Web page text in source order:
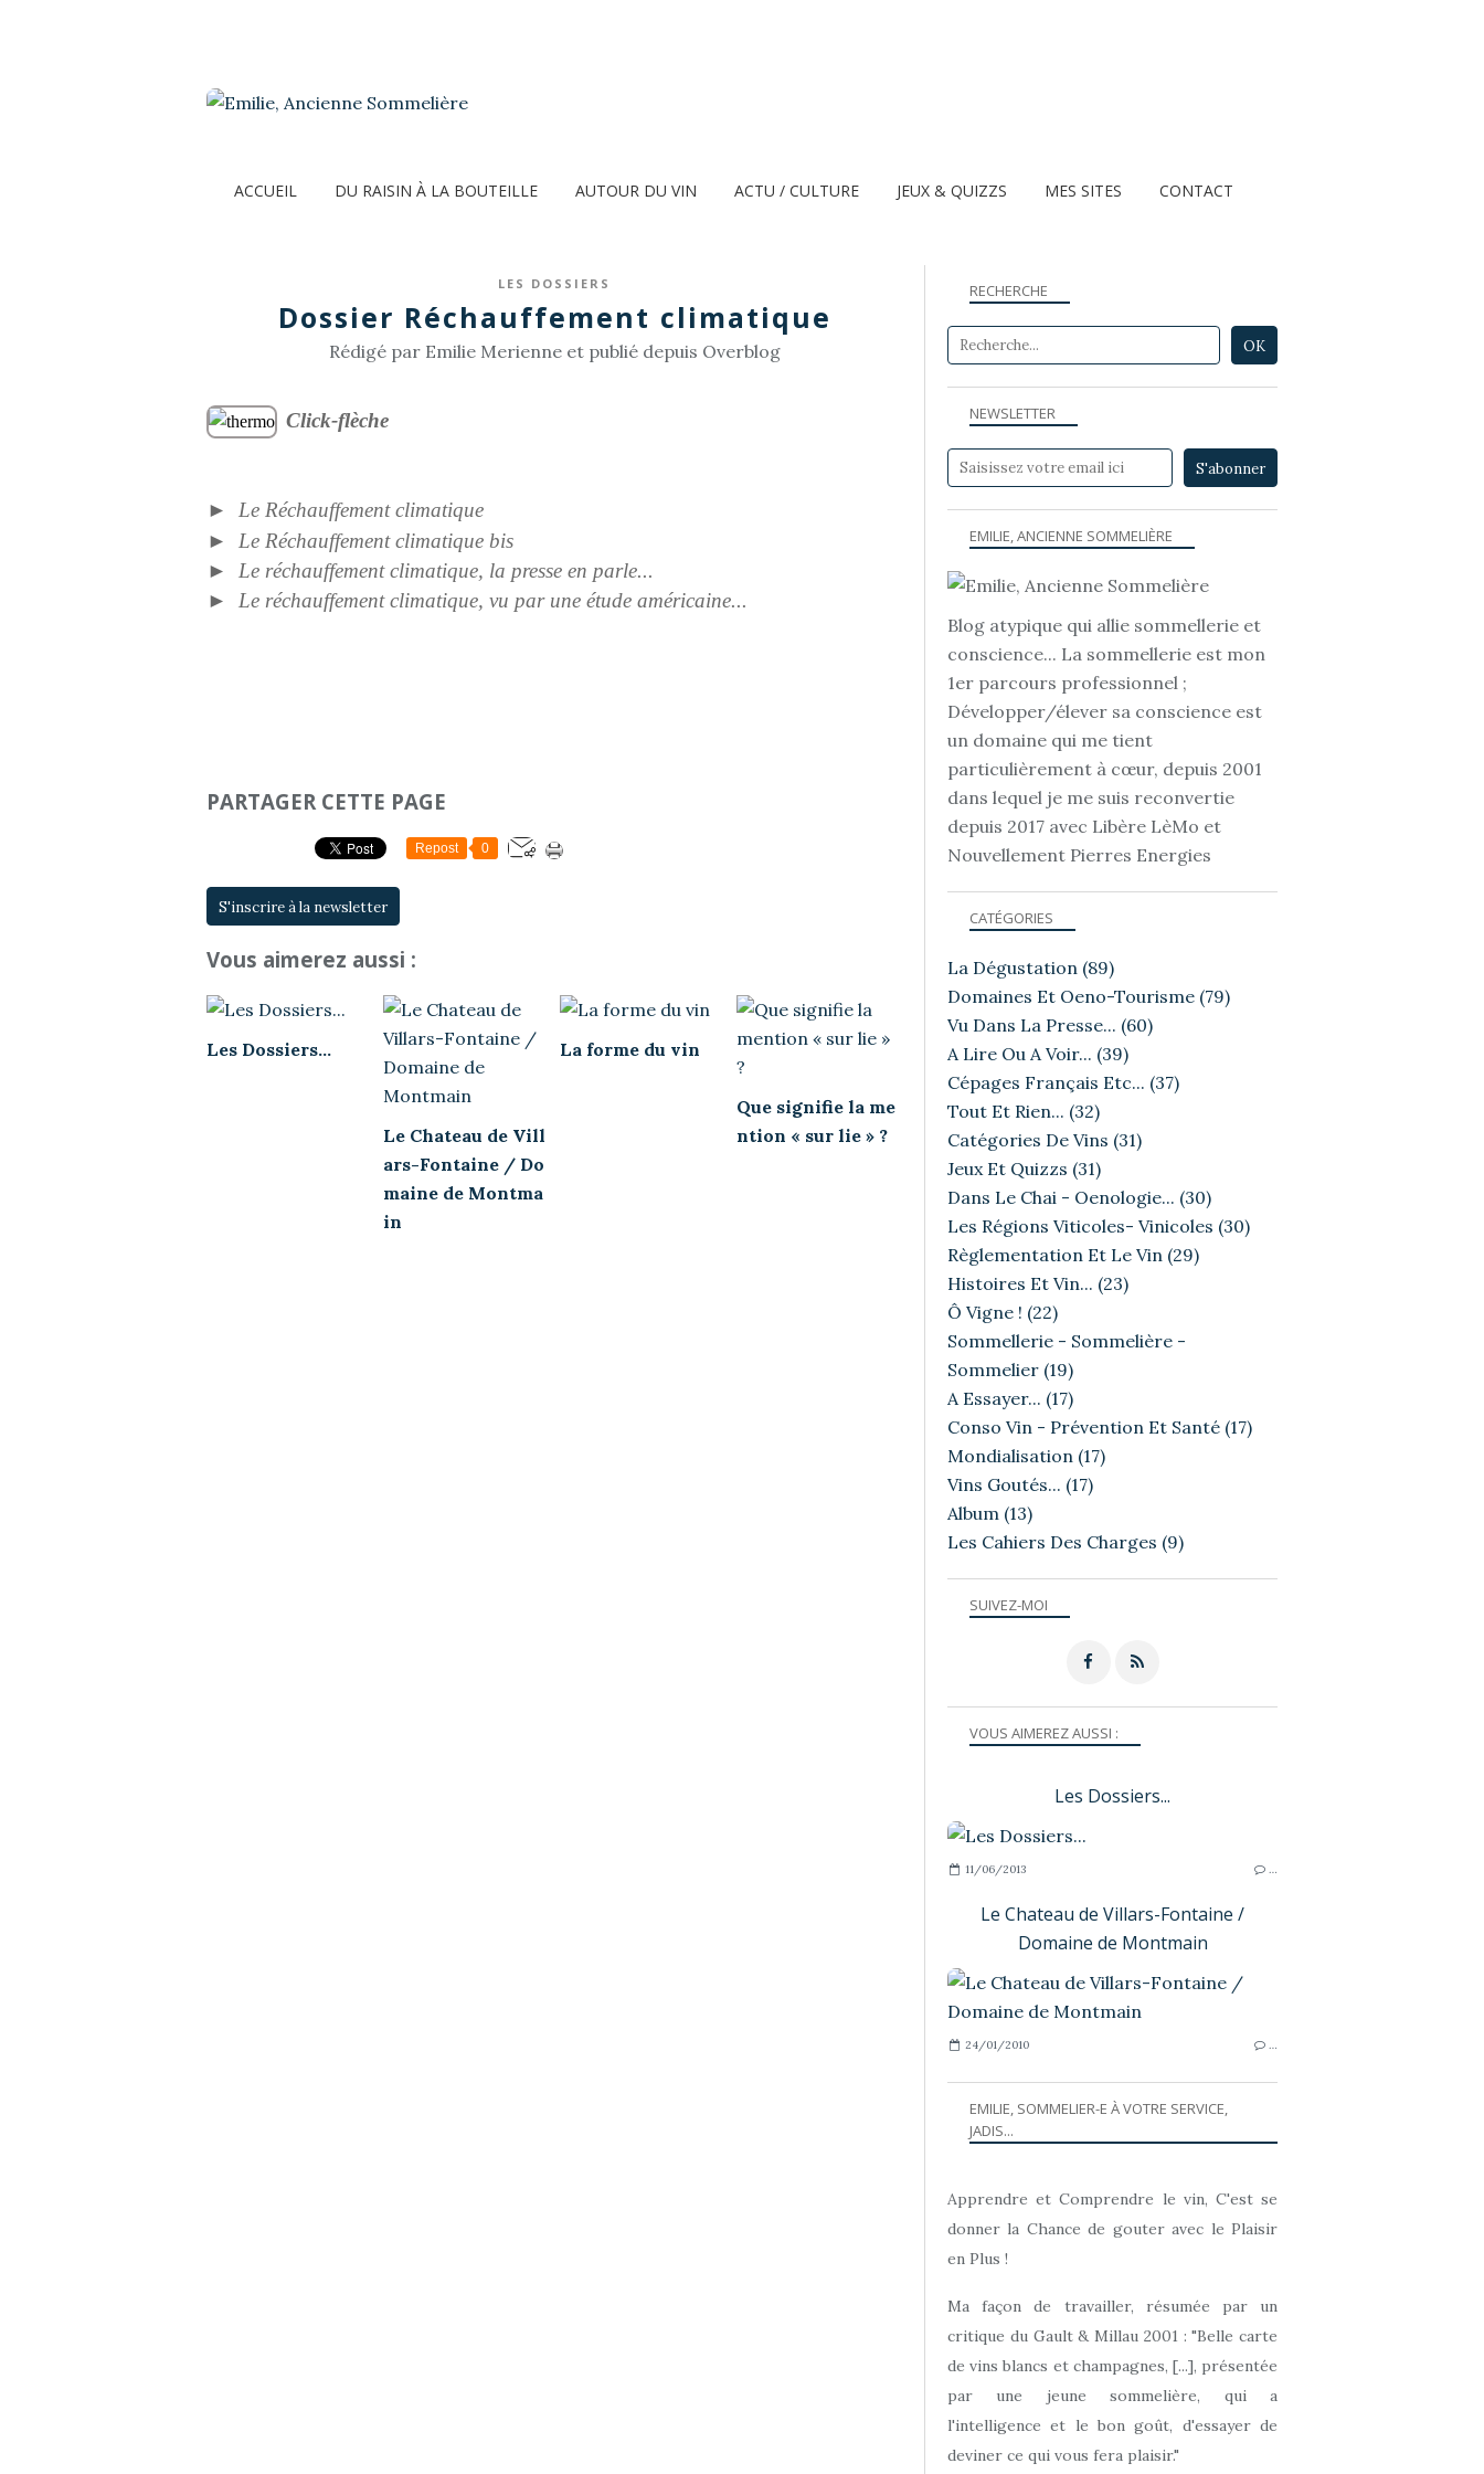
ACCUEIL DU RAISIN À LA BOUTEILLE AUTOUR DU VIN ACTU / CULTURE JEUX & QUIZZS MES SITES CONTACT
LES DOSSIERS
Dossier Réchauffement climatique
Rédigé par Emilie Merienne et publié depuis Overblog
Click-flèche
►
Le Réchauffement climatique
►
Le Réchauffement climatique bis
►
Le réchauffement climatique, la presse en parle...
►
Le réchauffement climatique, vu par une étude américaine...
PARTAGER CETTE PAGE
Repost 0
S'inscrire à la newsletter
Vous aimerez aussi :
Les Dossiers...
Le Chateau de Vill
ars-Fontaine / Do
maine de Montma
in
La forme du vin
Que signifie la me
ntion « sur lie » ?
NEWSLETTER
SUIVEZ-MOI
RECHERCHE
EMILIE, ANCIENNE SOMMELIÈRE
Blog atypique qui allie sommellerie et
conscience... La sommellerie est mon
1er parcours professionnel ;
Développer/élever sa conscience est
un domaine qui me tient
particulièrement à cœur, depuis 2001
dans lequel je me suis reconvertie
depuis 2017 avec Libère LèMo et
Nouvellement Pierres Energies
VOUS AIMEREZ AUSSI :
Les Dossiers...
11/06/2013 …
Le Chateau de Villars-Fontaine /
Domaine de Montmain
24/01/2010 …
CATÉGORIES
La Dégustation (89)
Domaines Et Oeno-Tourisme (79)
Vu Dans La Presse... (60)
A Lire Ou A Voir... (39)
Cépages Français Etc... (37)
Tout Et Rien... (32)
Catégories De Vins (31)
Jeux Et Quizzs (31)
Dans Le Chai - Oenologie... (30)
Les Régions Viticoles- Vinicoles (30)
Règlementation Et Le Vin (29)
Histoires Et Vin... (23)
Ô Vigne ! (22)
Sommellerie - Sommelière -
Sommelier (19)
A Essayer... (17)
Conso Vin - Prévention Et Santé (17)
Mondialisation (17)
Vins Goutés... (17)
Album (13)
Les Cahiers Des Charges (9)
EMILIE, SOMMELIER-E À VOTRE SERVICE,
JADIS...
Apprendre et Comprendre le vin, C'est se
donner la Chance de gouter avec le Plaisir
en Plus !
Ma façon de travailler, résumée par un
critique du Gault & Millau 2001 : "Belle carte
de vins blancs et champagnes, [...], présentée
par une jeune sommelière, qui a
l'intelligence et le bon goût, d'essayer de
deviner ce qui vous fera plaisir."